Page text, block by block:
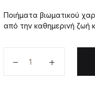
Ποιήματα βιωματικού
από την καθημερινή ζωή